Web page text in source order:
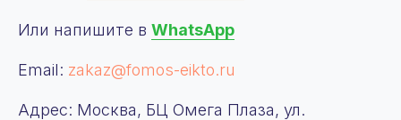
Или напишите в WhatsApp
Email: zakaz@fomos-eikto.ru
Адрес: Москва, БЦ Омега Плаза, ул.